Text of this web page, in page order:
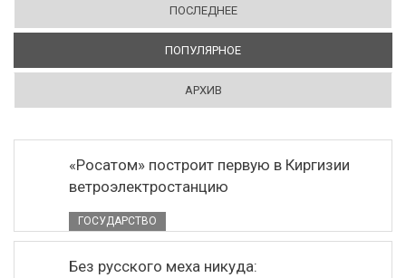
ПОСЛЕДНЕЕ
ПОПУЛЯРНОЕ
АРХИВ
«Росатом» построит первую в Киргизии
ветроэлектростанцию
ГОСУДАРСТВО
Без русского меха никуда: